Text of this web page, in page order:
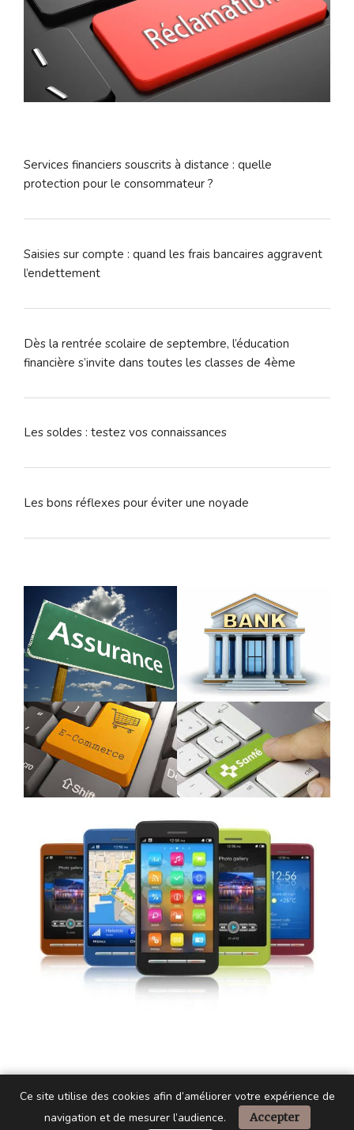
Services financiers souscrits à distance : quelle
protection pour le consommateur ?
Saisies sur compte : quand les frais bancaires aggravent
l’endettement
Dès la rentrée scolaire de septembre, l’éducation
financière s’invite dans toutes les classes de 4ème
Les soldes : testez vos connaissances
Les bons réflexes pour éviter une noyade
Ce site utilise des cookies afin d’améliorer votre expérience de
navigation et de mesurer l’audience.
Accepter